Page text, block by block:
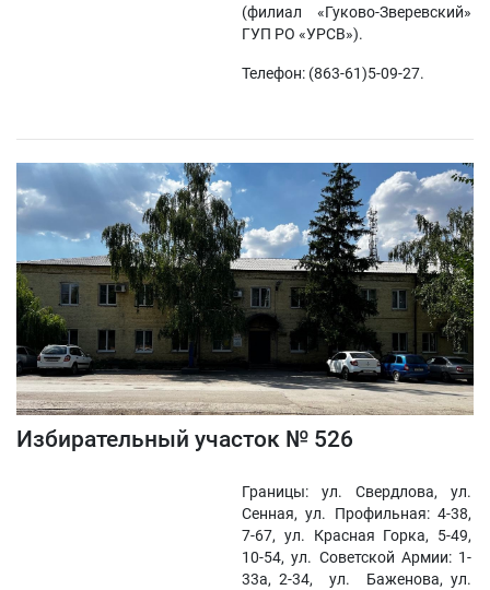
(филиал «Гуково-Зверевский»
ГУП РО «УРСВ»).
Телефон: (863-61)5-09-27.
Избирательный участок № 526
Границы: ул. Свердлова, ул.
Сенная, ул. Профильная: 4-38,
7-67, ул. Красная Горка, 5-49,
10-54, ул. Советской Армии: 1-
33а, 2-34, ул. Баженова, ул.